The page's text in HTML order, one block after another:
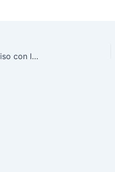
Destacan a grupo de excelencia por su compromiso con la seguridad y salud en el trabajo